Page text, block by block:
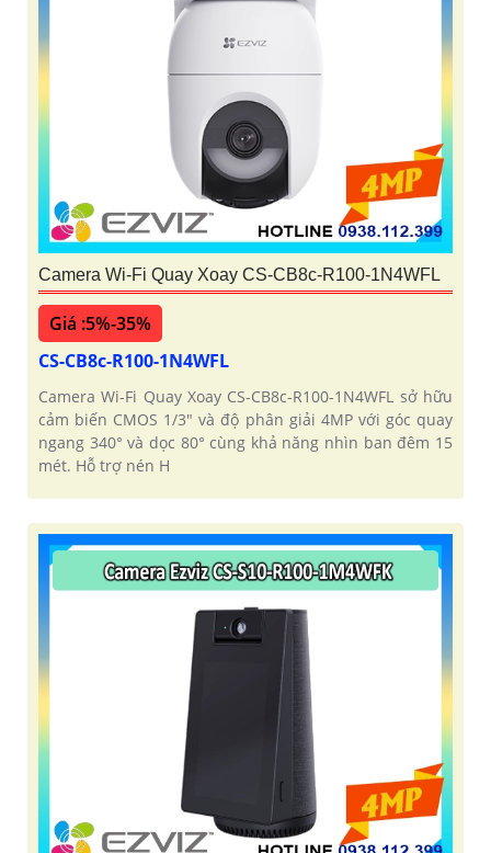
Camera Wi-Fi Quay Xoay CS-CB8c-R100-1N4WFL
Giá :5%-35%
CS-CB8c-R100-1N4WFL
Camera Wi-Fi Quay Xoay CS-CB8c-R100-1N4WFL sở hữu
cảm biến CMOS 1/3" và độ phân giải 4MP với góc quay
ngang 340° và dọc 80° cùng khả năng nhìn ban đêm 15
mét. Hỗ trợ nén H